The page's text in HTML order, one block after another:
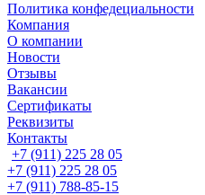
Политика конфедециальности
Компания
О компании
Новости
Отзывы
Вакансии
Сертификаты
Реквизиты
Контакты
+7 (911) 225 28 05
+7 (911) 225 28 05
+7 (911) 788-85-15